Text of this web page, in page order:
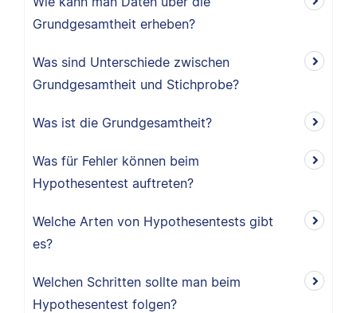
Grundgesamtheit erheben?
Was sind Unterschiede zwischen
Grundgesamtheit und Stichprobe?
Was ist die Grundgesamtheit?
Was für Fehler können beim
Hypothesentest auftreten?
Welche Arten von Hypothesentests gibt
es?
Welchen Schritten sollte man beim
Hypothesentest folgen?